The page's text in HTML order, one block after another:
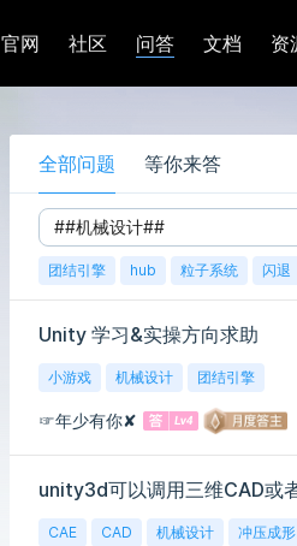
官网 社区 问答 文档 资
全部问题 等你来答
团结引擎 hub 粒子系统 闪退
Unity 学习&实操方向求助
小游戏 机械设计 团结引擎
☞年少有你✘
unity3d可以调用三维CAD或
CAE CAD 机械设计 冲压成形